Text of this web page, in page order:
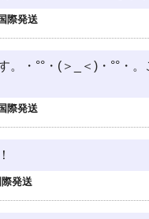
際発送
・°°・(＞_＜)・°°・
際発送
際発送